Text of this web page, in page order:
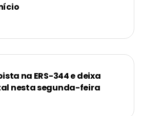
na ERS-344 e deixa
nesta segunda-feira